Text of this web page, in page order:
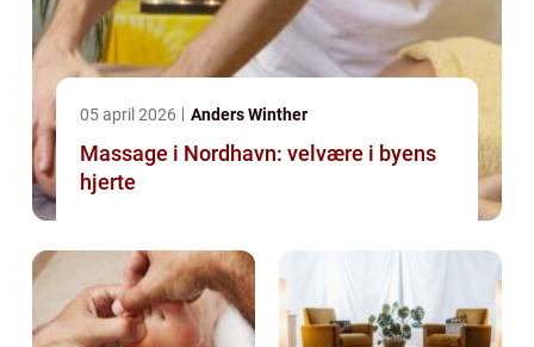
05 april 2026 Anders Winther
Massage i Nordhavn: velvære i byens
hjerte